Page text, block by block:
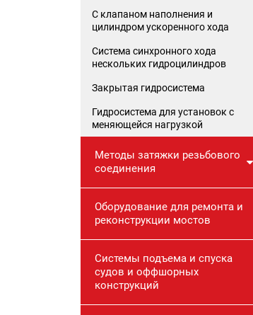
C клапаном наполнения и
цилиндром ускоренного хода
Cистема синхронного хода
нескольких гидроцилиндров
Закрытая гидросистема
Гидросистема для установок с
меняющейся нагрузкой
Методы затяжки резьбового
соединения
Оборудование для ремонта и
реконструкции мостов
Системы подъема и спуска
судов и оффшорных
конструкций